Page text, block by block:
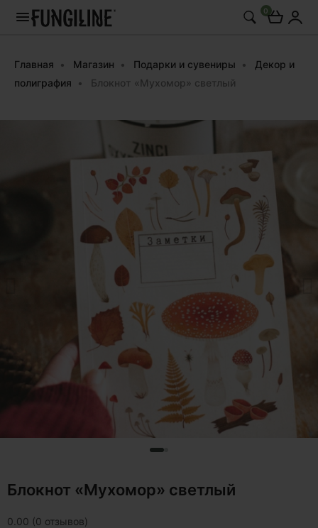
0
Главная Магазин Подарки и сувениры
Декор и
полиграфия
Блокнот «Мухомор» светлый
0.00 (0 отзывов)
Блокнот «Мухомор» светлый